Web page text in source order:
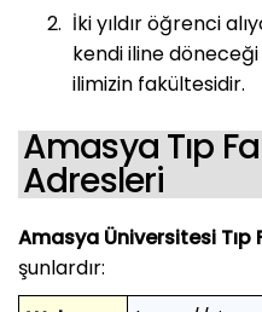
İki yıldır öğrenci
kendi iline
ilimizin fakültesidir.
Amasya Tıp
Adresleri
Amasya Üniversitesi Tıp
şunlardır: